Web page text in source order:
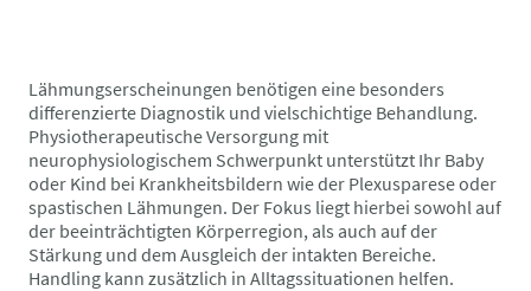
Lähmungserscheinungen benötigen eine besonders
differenzierte Diagnostik und vielschichtige Behandlung.
Physiotherapeutische Versorgung mit
neurophysiologischem Schwerpunkt unterstützt Ihr Baby
oder Kind bei Krankheitsbildern wie der Plexusparese oder
spastischen Lähmungen. Der Fokus liegt hierbei sowohl auf
der beeinträchtigten Körperregion, als auch auf der
Stärkung und dem Ausgleich der intakten Bereiche.
Handling kann zusätzlich in Alltagssituationen helfen.